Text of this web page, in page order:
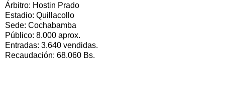
Árbitro: Hostin Prado
Estadio: Quillacollo
Sede: Cochabamba
Público: 8.000 aprox.
Entradas: 3.640 vendidas.
Recaudación: 68.060 Bs.